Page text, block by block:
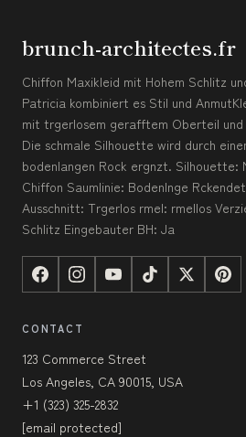
brunch-architectes.fr
Chiffon Maxikleid mit Hohem Schlitz
Patricia kombiniert es Stil und
mit trgerlosem gerafftem Oberteil und
Die schmale Silhouette wird durch
bodenlangen Rock ergnzt. Silhouette:
Chiffon Saumlinie: Bodenlnge
Ausschnitt: Trgerlos rmel: rmellos
Schlitz Eingebauter BH: Ja
CONTACT
123 Commerce Street
Los Angeles, CA 90015, USA
+1 (323) 325-2832
[email protected]